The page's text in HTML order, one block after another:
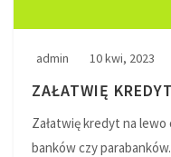
admin 10 kwi, 2023
ZAŁATWIĘ
Załatwię kredyt na
banków czy